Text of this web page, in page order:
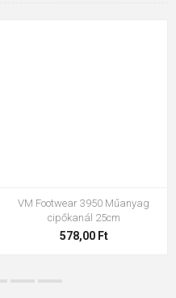
VM Footwear 3950 Műanyag
cipőkanál 25cm
578,00 Ft